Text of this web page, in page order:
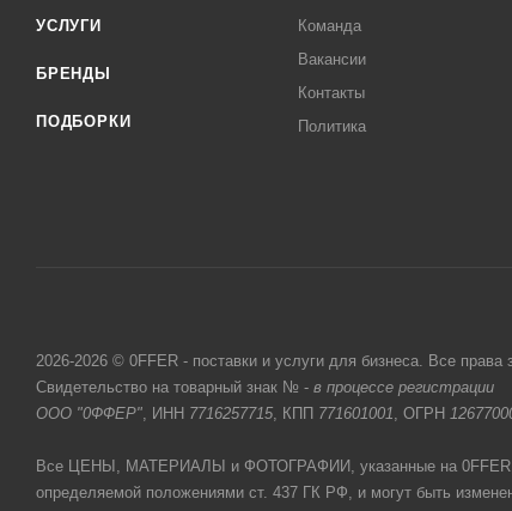
УСЛУГИ
БРЕНДЫ
ПОДБОРКИ
Команда
Вакансии
Контакты
Политика
2026-2026 © 0FFER - поставки и услуги для бизнеса. Все
Свидетельство на товарный знак № - в процессе регистрации
ООО "0ФФЕР", ИНН 7716257715, КПП 771601001, ОГРН
Все ЦЕНЫ, МАТЕРИАЛЫ и ФОТОГРАФИИ, указанные на 0FFER,
определяемой положениями ст. 437 ГК РФ, и могут быть